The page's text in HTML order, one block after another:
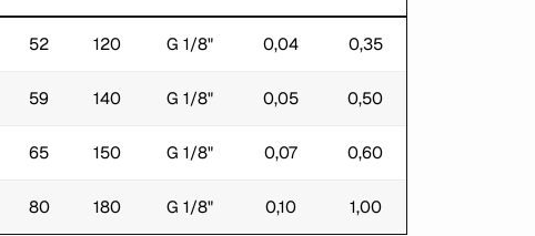
52 120 G 1/8" 0,04 0,35
59 140 G 1/8" 0,05 0,50
65 150 G 1/8" 0,07 0,60
80 180 G 1/8" 0,10 1,00